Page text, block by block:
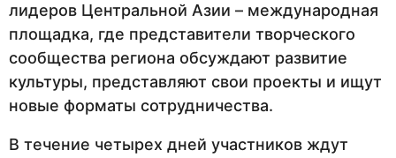
а
д
лидеров Центральной Азии – международная
площадка, где представители творческого
сообщества региона обсуждают развитие
культуры, представляют свои проекты и ищут
новые форматы сотрудничества.
В течение четырех дней участников ждут